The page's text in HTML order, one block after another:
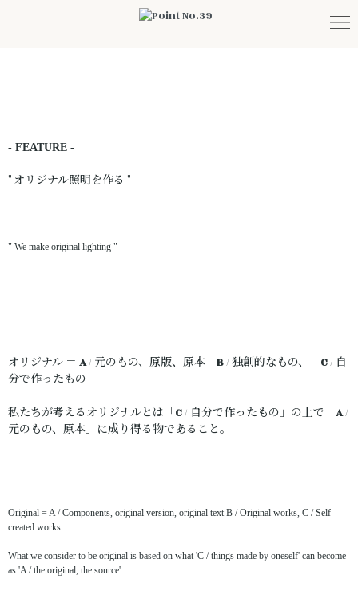
- FEATURE -
" オリジナル照明を作る "
" We make original lighting "
オリジナル ＝ A/ 元のもの、原版、原本 B/ 独創的なもの、 C/ 自
分で作ったもの
私たちが考えるオリジナルとは「 C/ 自分で作ったもの」の上で「 A/
元のもの、原本」に成り得る物であること。
Original = A / Components, original version, original text B / Original works, C / Self-
created works
What we consider to be original is based on what 'C / things made by oneself' can become
as 'A / the original, the source'.